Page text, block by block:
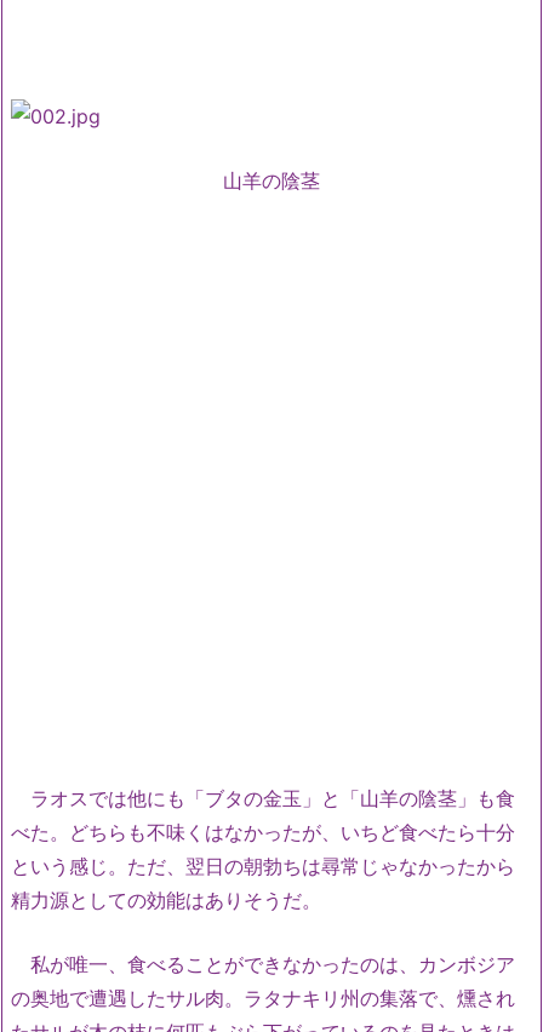
山羊の陰茎
ラオスでは他にも「ブタの金玉」と「山羊の陰茎」も食
べた。どちらも不味くはなかったが、いちど食べたら十分
という感じ。ただ、翌日の朝勃ちは尋常じゃなかったから
精力源としての効能はありそうだ。
私が唯一、食べることができなかったのは、カンボジア
の奥地で遭遇したサル肉。ラタナキリ州の集落で、燻され